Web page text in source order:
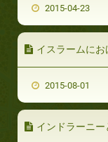
2015-04-23
イスラームにお
2015-08-01
インドラーニーと